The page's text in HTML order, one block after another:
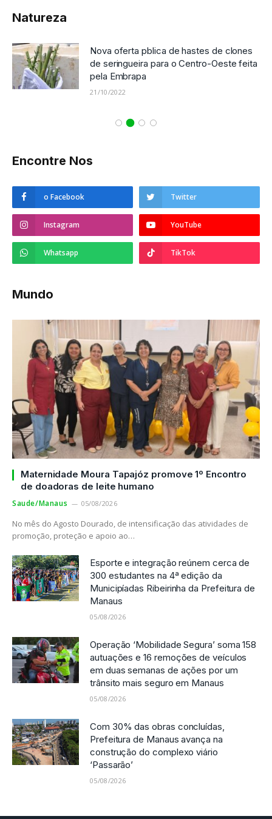
Natureza
Nova oferta pblica de hastes de clones
de seringueira para o Centro-Oeste feita
pela Embrapa
21/10/2022
Encontre Nos
o Facebook Twitter
Instagram YouTube
Whatsapp TikTok
Mundo
Maternidade Moura Tapajóz promove 1º Encontro
de doadoras de leite humano
Saude/Manaus 05/08/2026
No mês do Agosto Dourado, de intensificação das atividades de
promoção, proteção e apoio ao…
Esporte e integração reúnem cerca de
300 estudantes na 4ª edição da
Municipíadas Ribeirinha da Prefeitura de
Manaus
05/08/2026
Operação ‘Mobilidade Segura’ soma 158
autuações e 16 remoções de veículos
em duas semanas de ações por um
trânsito mais seguro em Manaus
05/08/2026
Com 30% das obras concluídas,
Prefeitura de Manaus avança na
construção do complexo viário
‘Passarão’
05/08/2026